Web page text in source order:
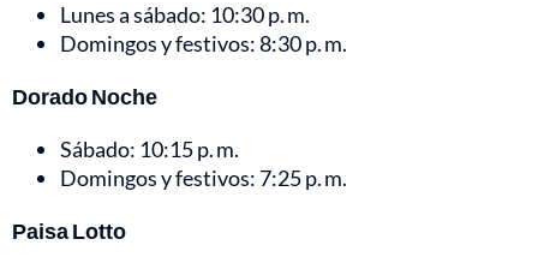
Lunes a sábado: 10:30 p. m.
Domingos y festivos: 8:30 p. m.
Dorado Noche
Sábado: 10:15 p. m.
Domingos y festivos: 7:25 p. m.
Paisa Lotto